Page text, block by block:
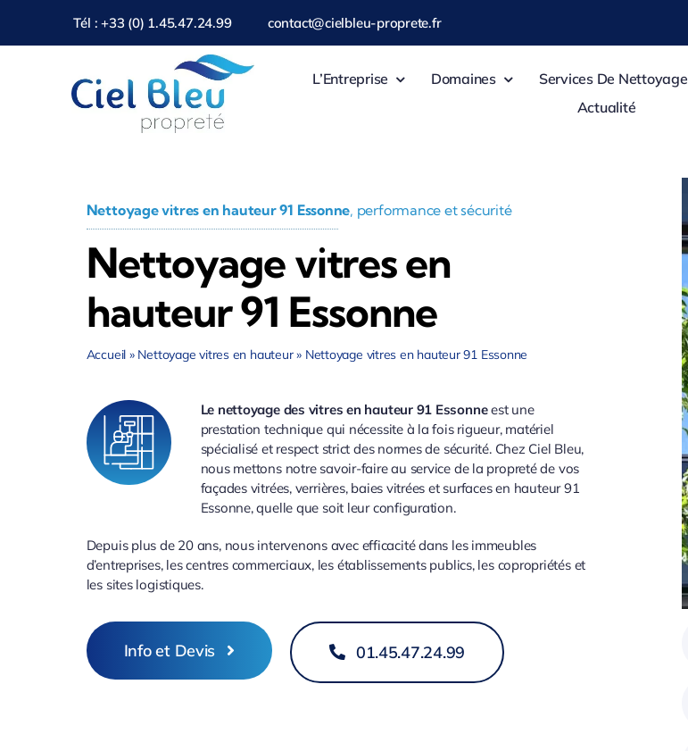
contenu
Tél : +33 (0) 1.45.47.24.99 contact@cielbleu-proprete.fr
L’Entreprise Domaines Services De Nettoyage
Actualité
Nettoyage vitres en hauteur 91 Essonne, performance et sécurité
Nettoyage vitres en
hauteur 91 Essonne
Accueil » Nettoyage vitres en hauteur» Nettoyage vitres en hauteur 91 Essonne
Le nettoyage des vitres en hauteur 91 Essonneest une
prestation technique qui nécessite à la fois rigueur, matériel
spécialisé et respect strict des normes de sécurité. Chez Ciel Bleu,
nous mettons notre savoir-faire au service de la propreté de vos
façades vitrées, verrières, baies vitrées et surfaces en hauteur 91
Essonne, quelle que soit leur configuration.
Depuis plus de 20 ans, nous intervenons avec efficacité dans les immeubles
d’entreprises, les centres commerciaux, les établissements publics, les copropriétés et
les sites logistiques.
Info et Devis 01.45.47.24.99